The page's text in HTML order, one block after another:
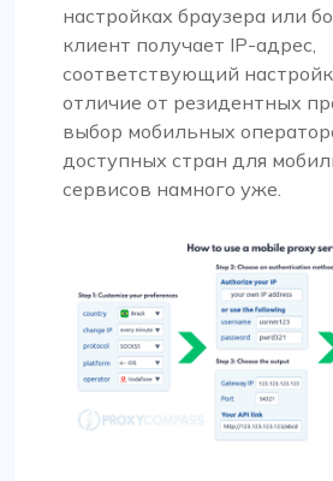
настройках браузера или
клиент получает IP-адрес,
соответствующий
отличие от резидентных
выбор мобильных
доступных стран для
сервисов намного уже.